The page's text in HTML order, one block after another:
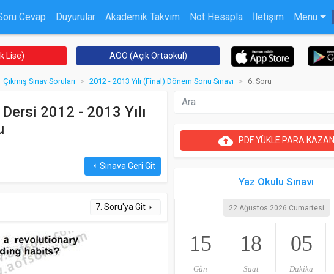
Cevap Duyurular Akademik Takvim Not Hesapla İletişim Menü
Lise) AÖO (Açık Ortaokul)
Çıkmış Sınav Soruları 2012 - 2013 Yılı (Final) Dönem Sonu Sınavı 6. Soru
2012 - 2013 Yılı
arrow_leftSınava Geri Git
7. Soru'ya Git arrow_right
cloud_uploadPDF YÜKLE PARA KAZAN
Yaz Okulu Sınavı
22 Ağustos 2026 Cumartesi
15
Gün
18
Saat
05
Dakika